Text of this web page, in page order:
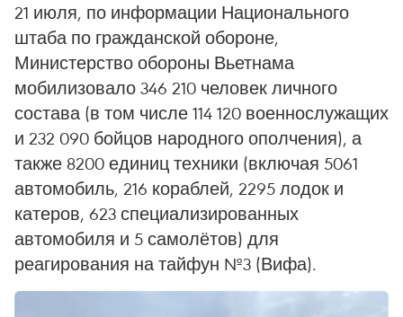
21 июля, по информации Национального
штаба по гражданской обороне,
Министерство обороны Вьетнама
мобилизовало 346 210 человек личного
состава (в том числе 114 120 военнослужащих
и 232 090 бойцов народного ополчения), а
также 8200 единиц техники (включая 5061
автомобиль, 216 кораблей, 2295 лодок и
катеров, 623 специализированных
автомобиля и 5 самолётов) для
реагирования на тайфун №3 (Вифа).